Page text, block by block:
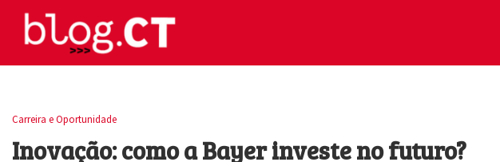
Carreira e Oportunidade
Inovação: como a Bayer investe no futuro?